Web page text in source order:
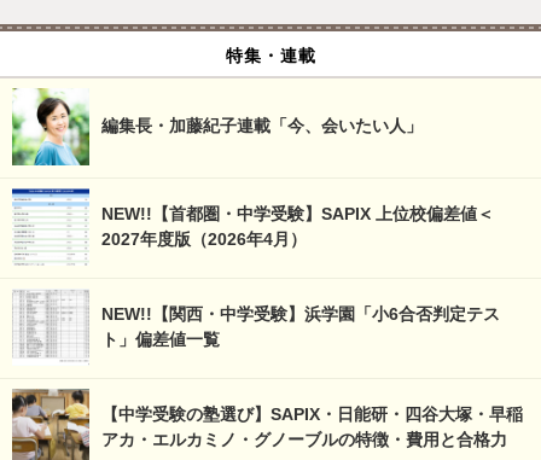
特集・連載
編集長・加藤紀子連載「今、会いたい人」
NEW!!【首都圏・中学受験】SAPIX 上位校偏差値＜
2027年度版（2026年4月）
NEW!!【関西・中学受験】浜学園「小6合否判定テス
ト」偏差値一覧
【中学受験の塾選び】SAPIX・日能研・四谷大塚・早稲
アカ・エルカミノ・グノーブルの特徴・費用と合格力